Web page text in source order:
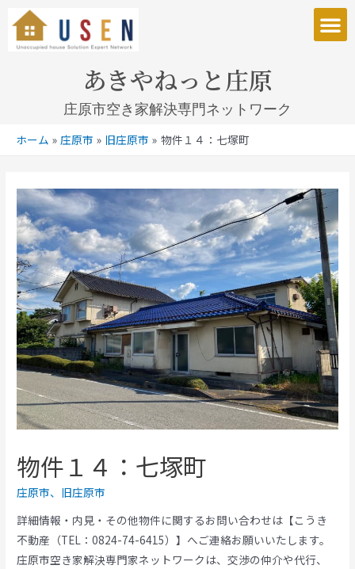
あきやねっと庄原
庄原市空き家解決専門ネットワーク
ホーム 庄原市 旧庄原市 物件１４：七塚町
物件１４：七塚町
庄原市、 旧庄原市
詳細情報・内見・その他物件に関するお問い合わせは【こうき
不動産（TEL：0824-74-6415）】へご連絡お願いいたします。
庄原市空き家解決専門家ネットワークは、交渉の仲介や代行、